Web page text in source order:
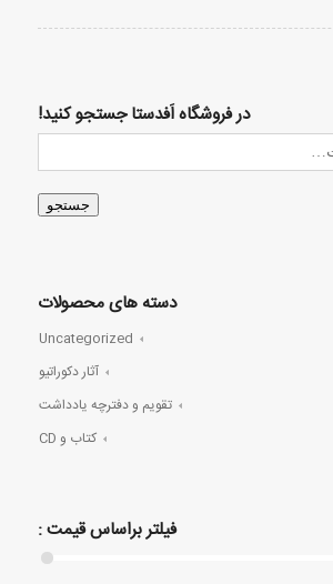
در فروشگاه اَفدستا جستجو کنید!
جستجو
دسته های محصولات
Uncategorized
آثار دکوراتیو
تقویم و دفترچه یادداشت
کتاب و CD
فیلتر براساس قیمت :